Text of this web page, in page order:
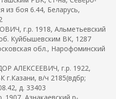
из боя 6.44, Беларусь,
г.р. 1918, Альметьевский
Куйбышевским ВК, 1287
обл., Нарофоминский
АЛЕКСЕЕВИЧ, г.р. 1922,
г.Казани, в/ч 2185(вдбр;
д. 33403